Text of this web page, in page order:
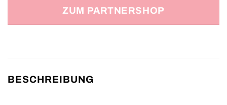
ZUM PARTNERSHOP
BESCHREIBUNG